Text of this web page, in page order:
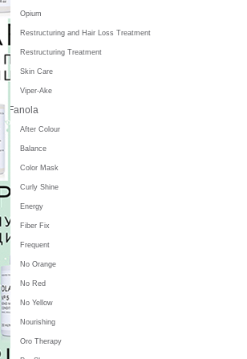
Opium
Restructuring and Hair Loss Treatment
Restructuring Treatment
Skin Care
Viper-Ake
Fanola
After Colour
Balance
Color Mask
Curly Shine
Energy
Fiber Fix
Frequent
No Orange
No Red
No Yellow
Nourishing
Oro Therapy